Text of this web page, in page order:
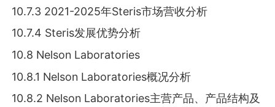
10.7.3 2021-2025年Steris市场营收分析
10.7.4 Steris发展优势分析
10.8 Nelson Laboratories
10.8.1 Nelson Laboratories概况分析
10.8.2 Nelson Laboratories主营产品、产品结构及